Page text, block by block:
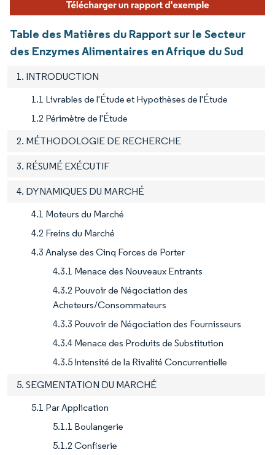
Table des Matières du Rapport sur le Secteur
des Enzymes Alimentaires en Afrique du Sud
1. INTRODUCTION
1.1 Livrables de l'Étude et Hypothèses de l'Étude
1.2 Périmètre de l'Étude
2. MÉTHODOLOGIE DE RECHERCHE
3. RÉSUMÉ EXÉCUTIF
4. DYNAMIQUES DU MARCHÉ
4.1 Moteurs du Marché
4.2 Freins du Marché
4.3 Analyse des Cinq Forces de Porter
4.3.1 Menace des Nouveaux Entrants
4.3.2 Pouvoir de Négociation des
Acheteurs/Consommateurs
4.3.3 Pouvoir de Négociation des Fournisseurs
4.3.4 Menace des Produits de Substitution
4.3.5 Intensité de la Rivalité Concurrentielle
5. SEGMENTATION DU MARCHÉ
5.1 Par Application
5.1.1 Boulangerie
5.1.2 Confiserie